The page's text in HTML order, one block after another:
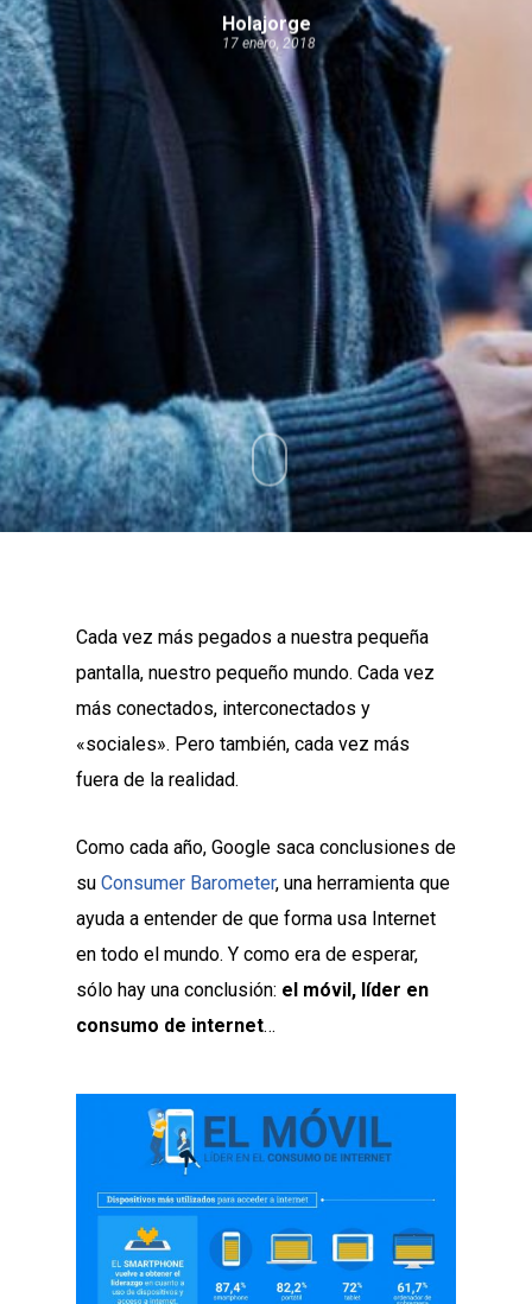
Holajorge
17 enero, 2018
Cada vez más pegados a nuestra pequeña
pantalla, nuestro pequeño mundo. Cada vez
más conectados, interconectados y
«sociales». Pero también, cada vez más
fuera de la realidad.
Como cada año, Google saca conclusiones de
su Consumer Barometer, una herramienta que
ayuda a entender de que forma usa Internet
en todo el mundo. Y como era de esperar,
sólo hay una conclusión: el móvil, líder en
consumo de internet…